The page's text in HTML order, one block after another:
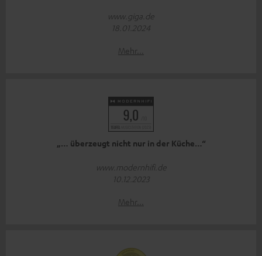
www.giga.de
18.01.2024
Mehr...
„… überzeugt nicht nur in der Küche…“
www.modernhifi.de
10.12.2023
Mehr...